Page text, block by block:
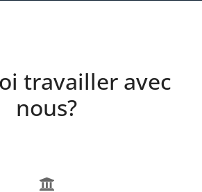
travailler avec
nous?